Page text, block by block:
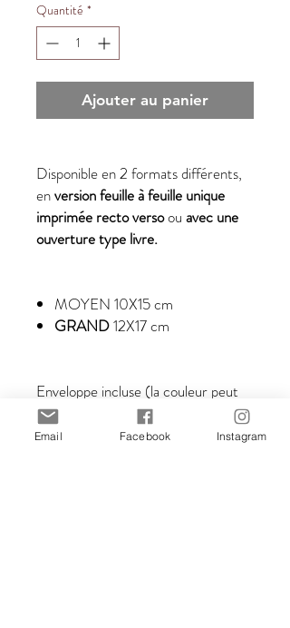
Quantité *
Ajouter au panier
Disponible en 2 formats différents,
enversion feuille à feuille unique
imprimée recto versoou avec une
ouverture type livre.
MOYEN 10X15 cm
GRAND12X17 cm
Enveloppe incluse (la couleur peut
varier).
Email Facebook Instagram